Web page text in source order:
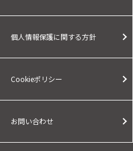
個人情報保護に関する方針
Cookieポリシー
お問い合わせ